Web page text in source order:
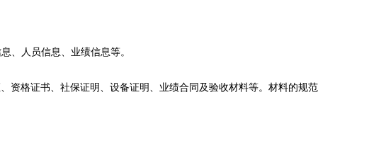
、人员信息、业绩信息等。
资格证书、社保证明、设备证明、业绩合同及验收材料等。材料的规范